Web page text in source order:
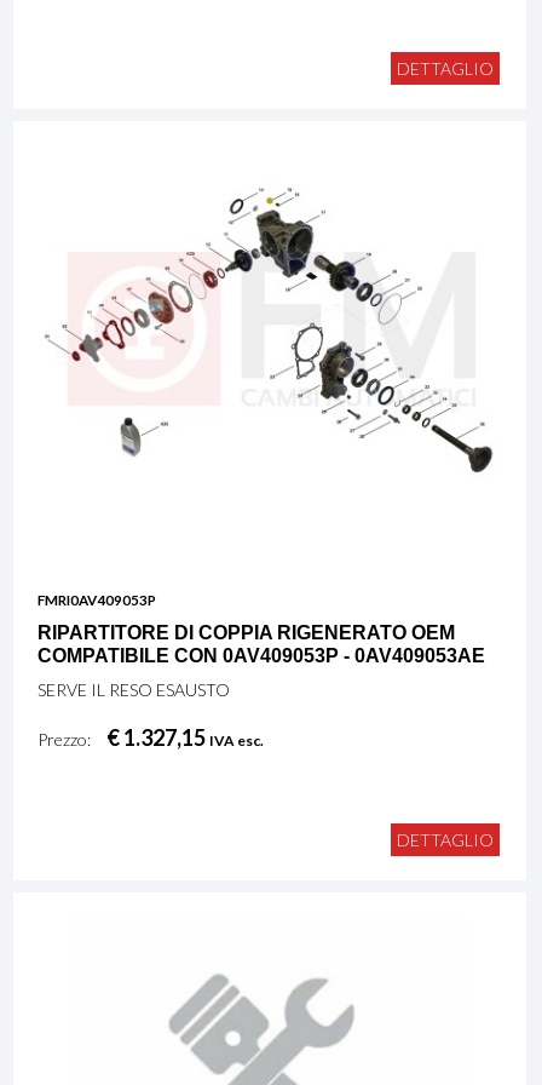
DETTAGLIO
FMRI0AV409053P
RIPARTITORE DI COPPIA RIGENERATO OEM
COMPATIBILE CON 0AV409053P - 0AV409053AE
SERVE IL RESO ESAUSTO
Prezzo: € 1.327,15 IVA esc.
DETTAGLIO